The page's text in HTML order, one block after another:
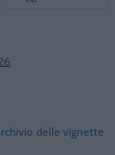
delle vignette